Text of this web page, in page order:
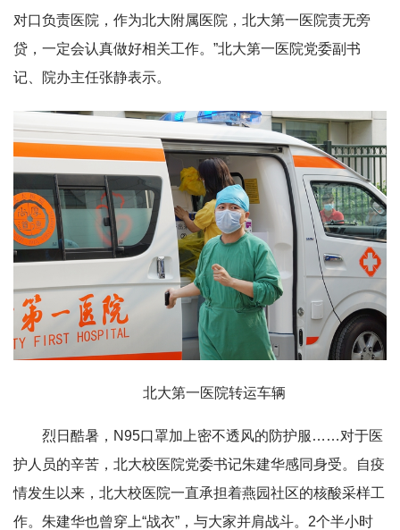
对口负责医院，作为北大附属医院，北大第一医院责无旁
贷，一定会认真做好相关工作。”北大第一医院党委副书
记、院办主任张静表示。
北大第一医院转运车辆
烈日酷暑，N95口罩加上密不透风的防护服……对于医
护人员的辛苦，北大校医院党委书记朱建华感同身受。自疫
情发生以来，北大校医院一直承担着燕园社区的核酸采样工
作。朱建华也曾穿上“战衣”，与大家并肩战斗。2个半小时